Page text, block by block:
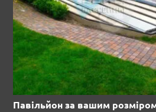
Павільйон за вашим